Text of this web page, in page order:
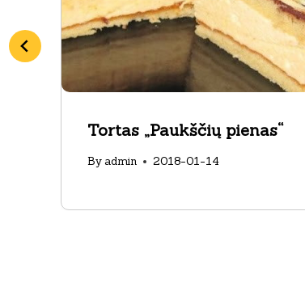
Tortas „Paukščių pienas“
By admin 2018-01-14